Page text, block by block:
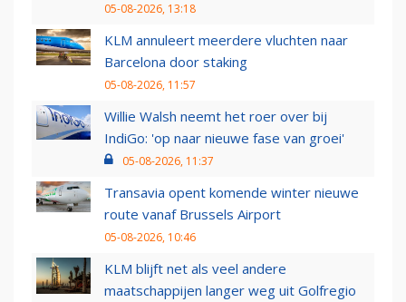
05-08-2026, 13:18
KLM annuleert meerdere vluchten naar
Barcelona door staking
05-08-2026, 11:57
Willie Walsh neemt het roer over bij
IndiGo: 'op naar nieuwe fase van groei'
05-08-2026, 11:37
Transavia opent komende winter nieuwe
route vanaf Brussels Airport
05-08-2026, 10:46
KLM blijft net als veel andere
maatschappijen langer weg uit Golfregio